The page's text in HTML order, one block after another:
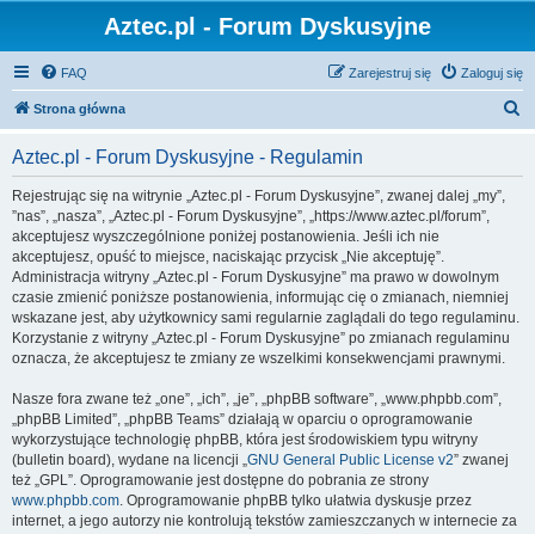
Aztec.pl - Forum Dyskusyjne
FAQ Zaloguj się
Zarejestruj się
Strona główna
Aztec.pl - Forum Dyskusyjne - Regulamin
Rejestrując się na witrynie „Aztec.pl - Forum Dyskusyjne”, zwanej dalej „my”,
”nas”, „nasza”, „Aztec.pl - Forum Dyskusyjne”, „https://www.aztec.pl/forum”,
akceptujesz wyszczególnione poniżej postanowienia. Jeśli ich nie
akceptujesz, opuść to miejsce, naciskając przycisk „Nie akceptuję”.
Administracja witryny „Aztec.pl - Forum Dyskusyjne” ma prawo w dowolnym
czasie zmienić poniższe postanowienia, informując cię o zmianach, niemniej
wskazane jest, aby użytkownicy sami regularnie zaglądali do tego regulaminu.
Korzystanie z witryny „Aztec.pl - Forum Dyskusyjne” po zmianach regulaminu
oznacza, że akceptujesz te zmiany ze wszelkimi konsekwencjami prawnymi.
Nasze fora zwane też „one”, „ich”, „je”, „phpBB software”, „www.phpbb.com”,
„phpBB Limited”, „phpBB Teams” działają w oparciu o oprogramowanie
wykorzystujące technologię phpBB, która jest środowiskiem typu witryny
(bulletin board), wydane na licencji „GNU General Public License v2” zwanej
też „GPL”. Oprogramowanie jest dostępne do pobrania ze strony
www.phpbb.com. Oprogramowanie phpBB tylko ułatwia dyskusje przez
internet, a jego autorzy nie kontrolują tekstów zamieszczanych w internecie za